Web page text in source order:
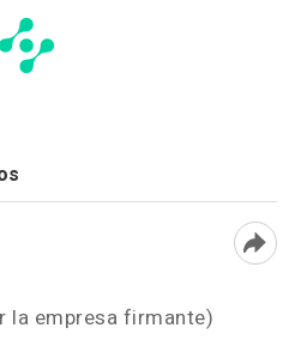
la empresa firmante)